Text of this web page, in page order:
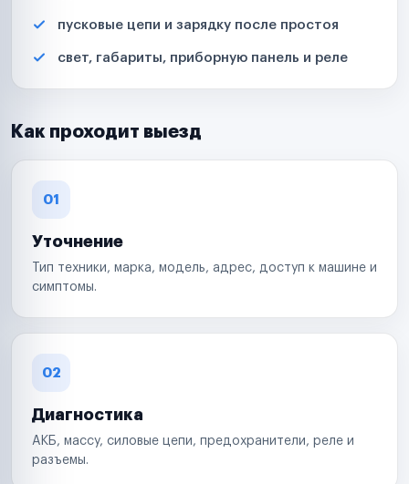
пусковые цепи и зарядку после простоя
свет, габариты, приборную панель и реле
Как проходит выезд
01
Уточнение
Тип техники, марка, модель, адрес, доступ к машине и
симптомы.
02
Диагностика
АКБ, массу, силовые цепи, предохранители, реле и
разъемы.